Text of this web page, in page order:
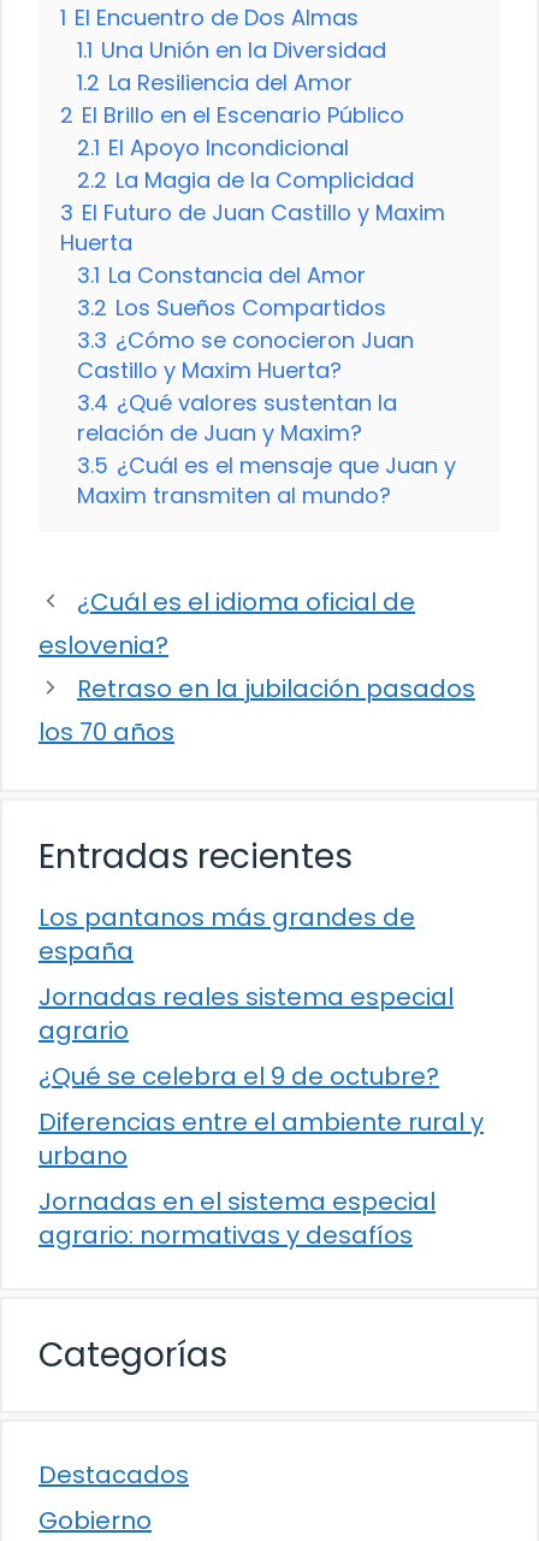
1 El Encuentro de Dos Almas
1.1 Una Unión en la Diversidad
1.2 La Resiliencia del Amor
2 El Brillo en el Escenario Público
2.1 El Apoyo Incondicional
2.2 La Magia de la Complicidad
3 El Futuro de Juan Castillo y Maxim
Huerta
3.1 La Constancia del Amor
3.2 Los Sueños Compartidos
3.3 ¿Cómo se conocieron Juan
Castillo y Maxim Huerta?
3.4 ¿Qué valores sustentan la
relación de Juan y Maxim?
3.5 ¿Cuál es el mensaje que Juan y
Maxim transmiten al mundo?
¿Cuál es el idioma oficial de
eslovenia?
Retraso en la jubilación pasados
los 70 años
Entradas recientes
Los pantanos más grandes de
españa
Jornadas reales sistema especial
agrario
¿Qué se celebra el 9 de octubre?
Diferencias entre el ambiente rural y
urbano
Jornadas en el sistema especial
agrario: normativas y desafíos
Categorías
Destacados
Gobierno